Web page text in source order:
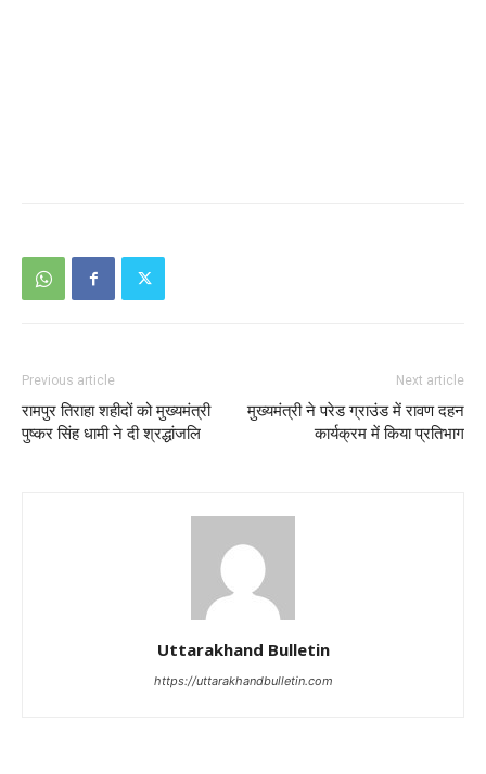
Previous article
रामपुर तिराहा शहीदों को मुख्यमंत्री
पुष्कर सिंह धामी ने दी श्रद्धांजलि
Next article
मुख्यमंत्री ने परेड ग्राउंड में रावण दहन
कार्यक्रम में किया प्रतिभाग
Uttarakhand Bulletin
https://uttarakhandbulletin.com